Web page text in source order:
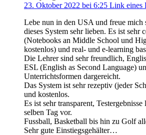
23. Oktober 2022 bei 6:25 Link eines
Lebe nun in den USA und freue mich
dieses System sehr lieben. Es ist sehr
(Notebooks an Middle School und
kostenlos) und real- und e-learning
Die Lehrer sind sehr freundlich,
ESL (English as Second Language)
Unterrichtsformen dargereicht.
Das System ist sehr rezeptiv (jeder
und kostenlos.
Es ist sehr transparent,
selben Tag vor.
Fussball, Basketball bis hin zu Golf
Sehr gute Einstiegsgehälter…